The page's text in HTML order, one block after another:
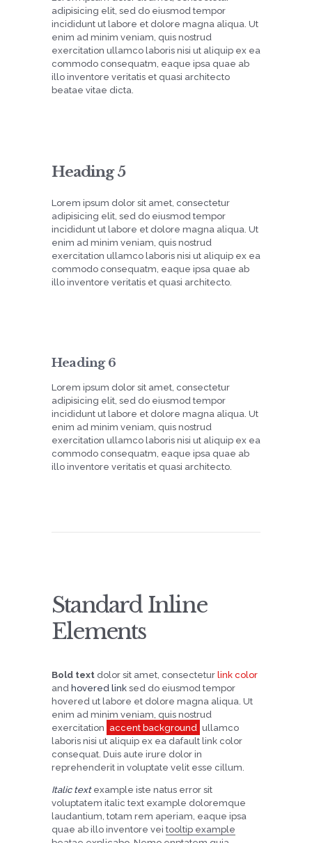
adipisicing elit, sed do eiusmod tempor
incididunt ut labore et dolore magna aliqua. Ut
enim ad minim veniam, quis nostrud
exercitation ullamco laboris nisi ut aliquip ex ea
commodo consequatm, eaque ipsa quae ab
illo inventore veritatis et quasi architecto
beatae vitae dicta.
Heading 5
Lorem ipsum dolor sit amet, consectetur
adipisicing elit, sed do eiusmod tempor
incididunt ut labore et dolore magna aliqua. Ut
enim ad minim veniam, quis nostrud
exercitation ullamco laboris nisi ut aliquip ex ea
commodo consequatm, eaque ipsa quae ab
illo inventore veritatis et quasi architecto.
Heading 6
Lorem ipsum dolor sit amet, consectetur
adipisicing elit, sed do eiusmod tempor
incididunt ut labore et dolore magna aliqua. Ut
enim ad minim veniam, quis nostrud
exercitation ullamco laboris nisi ut aliquip ex ea
commodo consequatm, eaque ipsa quae ab
illo inventore veritatis et quasi architecto.
Standard Inline
Elements
Bold text dolor sit amet, consectetur link color
and hovered link sed do eiusmod tempor
hovered ut labore et dolore magna aliqua. Ut
enim ad minim veniam, quis nostrud
exercitation accent background ullamco
laboris nisi ut aliquip ex ea dafault link color
consequat. Duis aute irure dolor in
reprehenderit in voluptate velit esse cillum.
Italic textexample iste natus error sit
voluptatem italic text example doloremque
laudantium, totam rem aperiam, eaque ipsa
quae ab illo inventore vei tooltip example